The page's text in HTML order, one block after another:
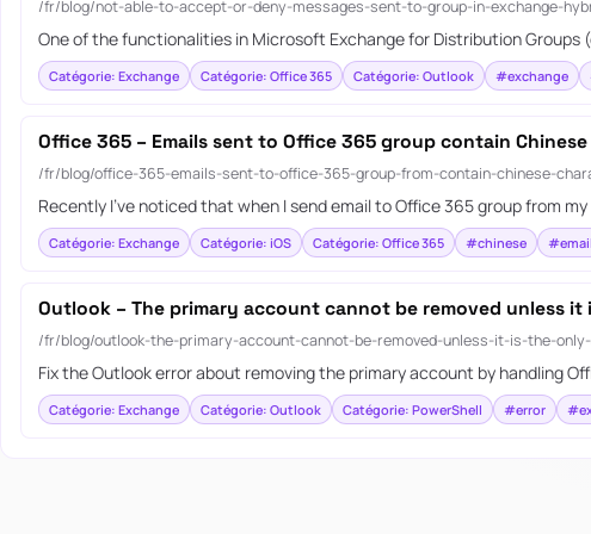
/fr/blog/not-able-to-accept-or-deny-messages-sent-to-group-in-exchange-
One of the functionalities in Microsoft Exchange for Distribution
Catégorie: Exchange Catégorie: Office 365 Catégorie: Outlook #exchange
Office 365 – Emails sent to Office 365 group contain
/fr/blog/office-365-emails-sent-to-office-365-group-from-contain-chinese-
Recently I’ve noticed that when I send email to Office 365 group from
Catégorie: Exchange Catégorie: iOS Catégorie: Office 365 #chinese #email
Outlook – The primary account cannot be removed unless
/fr/blog/outlook-the-primary-account-cannot-be-removed-unless-it-is-the-
Fix the Outlook error about removing the primary account by handling
Catégorie: Exchange Catégorie: Outlook Catégorie: PowerShell #error